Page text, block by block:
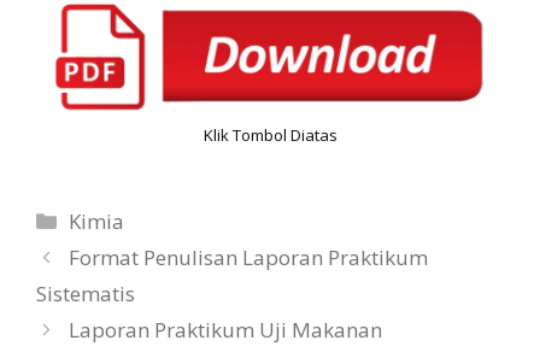
Klik Tombol Diatas
Categories
Kimia
Format Penulisan Laporan Praktikum
Sistematis
Laporan Praktikum Uji Makanan